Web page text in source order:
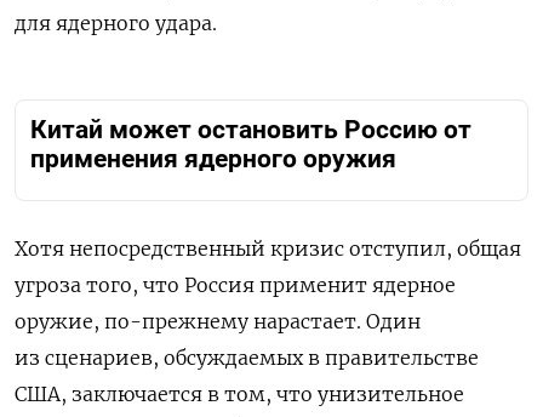
для ядерного удара.
Китай может остановить Россию от
применения ядерного оружия
Хотя непосредственный кризис отступил, общая
угроза того, что Россия применит ядерное
оружие, по-прежнему нарастает. Один
из сценариев, обсуждаемых в правительстве
США, заключается в том, что унизительное